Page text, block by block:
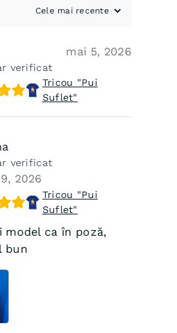
verificat
mai 5, 2026
Tricou "Pui
Suflet"
verificat
2026
Tricou "Pui
Suflet"
model ca în poză,
bun